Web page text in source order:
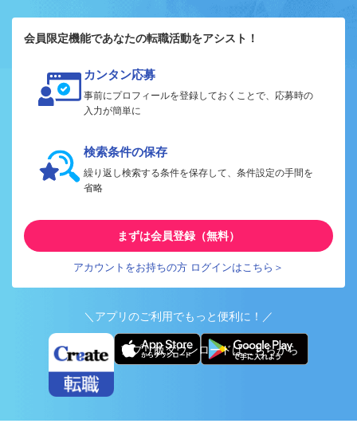
会員限定機能であなたの転職活動をアシスト！
カンタン応募
事前にプロフィールを登録しておくことで、応募時の
入力が簡単に
検索条件の保存
繰り返し検索する条件を保存して、条件設定の手間を
省略
まずは会員登録（無料）
アカウントをお持ちの方 ログインはこちら＞
＼アプリのご利用でもっと便利に！／
アプリ版ダウンロードはこちらから